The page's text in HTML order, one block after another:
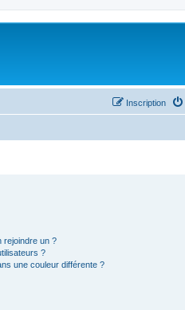
Inscription
rejoindre un ?
?
une couleur différente ?